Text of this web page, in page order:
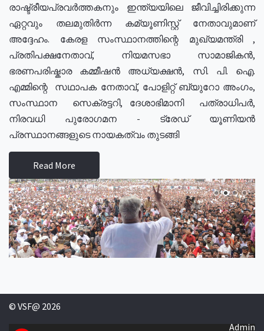
രാഷ്ട്രീയപ്രവർത്തകനും ഇന്ത്യയിലെ ജീവിച്ചിരിക്കുന്ന
ഏറ്റവും തലമുതിർന്ന കമ്യൂണിസ്റ്റ് നേതാവുമാണ്
അദ്ദേഹം. കേരള സംസ്ഥാനത്തിന്റെ മുഖ്യമന്ത്രി ,
പ്രതിപക്ഷനേതാവ്, നിയമസഭാ സാമാജികൻ,
ഭരണപരിഷ്കാര കമ്മീഷൻ അധ്യക്ഷൻ, സി. പി. ഐ.
എമ്മിന്റെ സഥാപക നേതാവ്, പോളിറ്റ് ബ്യുറോ അംഗം,
സംസ്ഥാന സെക്രട്ടറി, ദേശാഭിമാനി പത്രാധിപർ,
നിരവധി പുരോഗമന - ട്രേഡ് യൂണിയൻ
പ്രസ്ഥാനങ്ങളുടെ നായകത്വം തുടങ്ങി
Read More
© VSF@ 2026
Admin